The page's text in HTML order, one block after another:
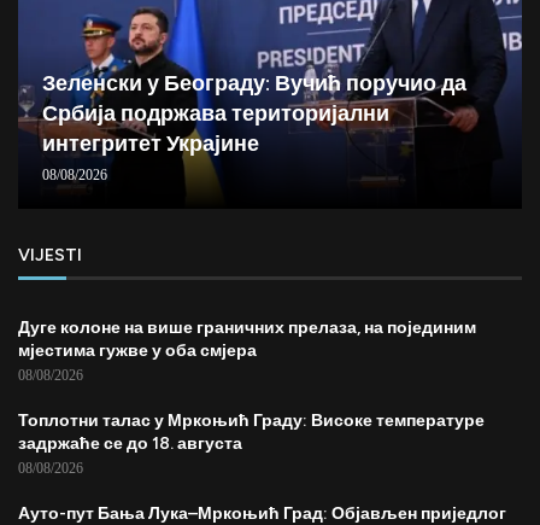
Зеленски у Београду: Вучић поручио да
Србија подржава територијални
интегритет Украјине
08/08/2026
VIJESTI
Дуге колоне на више граничних прелаза, на појединим
мјестима гужве у оба смјера
08/08/2026
Топлотни талас у Мркоњић Граду: Високе температуре
задржаће се до 18. августа
08/08/2026
Ауто-пут Бања Лука–Мркоњић Град: Објављен приједлог